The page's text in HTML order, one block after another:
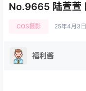
No.9665 陆萱萱
COS摄影 25年4月3日
福利酱